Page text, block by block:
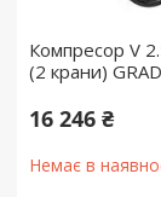
Компресор V
(2 крани)
16 246 ₴
Немає в